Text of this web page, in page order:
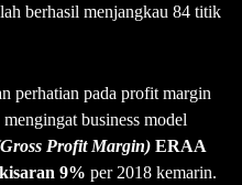
berhasil menjangkau 84 titik
perhatian pada profit margin
business model
Gross Profit Margin) ERAA
9% per 2018 kemarin.